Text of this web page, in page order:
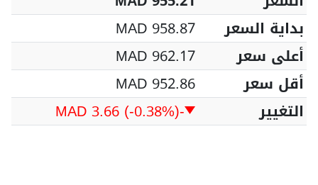
بداية السعر
MAD 958.87
أعلى سعر
MAD 962.17
أقل سعر
MAD 952.86
التغيير
-MAD 3.66
(-0.38%)